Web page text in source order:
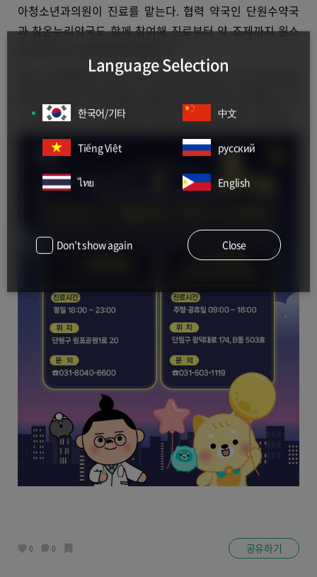
아청소년과의원이 진료를 맡는다. 협력 약국인 단원수약국
과 참온누리약국도 함께 참여해 진료부터 약 조제까지 원스
특히 단원병원은 다수의 소아 전문 의료진과 소아 입원 병동
는 안정적인 소아 진료체계 구축에 기여할 것으로 기대된다
0 0 공유하기
Language Selection
한국어/기타 中文
Tiếng Việt русский
ไทย English
Don’t show again Close